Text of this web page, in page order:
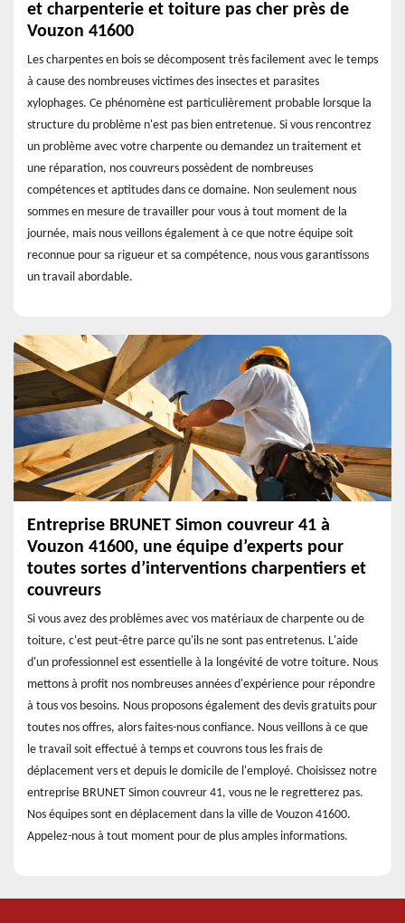
et charpenterie et toiture pas cher près de
Vouzon 41600
Les charpentes en bois se décomposent très facilement avec le temps
à cause des nombreuses victimes des insectes et parasites
xylophages. Ce phénomène est particulièrement probable lorsque la
structure du problème n'est pas bien entretenue. Si vous rencontrez
un problème avec votre charpente ou demandez un traitement et
une réparation, nos couvreurs possèdent de nombreuses
compétences et aptitudes dans ce domaine. Non seulement nous
sommes en mesure de travailler pour vous à tout moment de la
journée, mais nous veillons également à ce que notre équipe soit
reconnue pour sa rigueur et sa compétence, nous vous garantissons
un travail abordable.
Entreprise BRUNET Simon couvreur 41 à
Vouzon 41600, une équipe d’experts pour
toutes sortes d’interventions charpentiers et
couvreurs
Si vous avez des problèmes avec vos matériaux de charpente ou de
toiture, c'est peut-être parce qu'ils ne sont pas entretenus. L'aide
d'un professionnel est essentielle à la longévité de votre toiture. Nous
mettons à profit nos nombreuses années d'expérience pour répondre
à tous vos besoins. Nous proposons également des devis gratuits pour
toutes nos offres, alors faites-nous confiance. Nous veillons à ce que
le travail soit effectué à temps et couvrons tous les frais de
déplacement vers et depuis le domicile de l'employé. Choisissez notre
entreprise BRUNET Simon couvreur 41, vous ne le regretterez pas.
Nos équipes sont en déplacement dans la ville de Vouzon 41600.
Appelez-nous à tout moment pour de plus amples informations.